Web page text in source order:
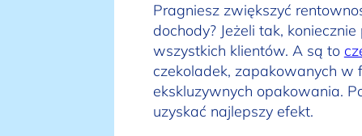
Pragniesz zwiększyć
dochody? Jeżeli tak,
wszystkich klientów. A są to
czekoladek, zapakowanych w
ekskluzywnych opakowania.
uzyskać najlepszy efekt.